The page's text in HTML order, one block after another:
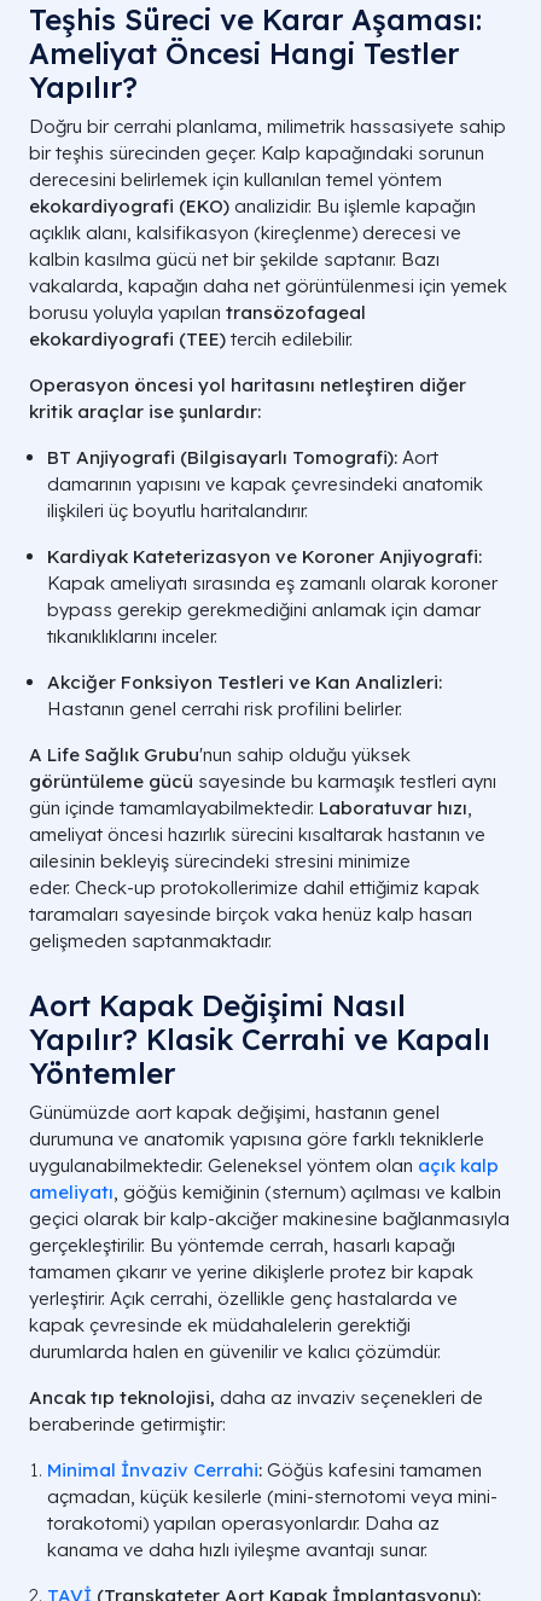
Teşhis Süreci ve Karar Aşaması:
Ameliyat Öncesi Hangi Testler
Yapılır?
Doğru bir cerrahi planlama, milimetrik hassasiyete sahip
bir teşhis sürecinden geçer. Kalp kapağındaki sorunun
derecesini belirlemek için kullanılan temel yöntem
ekokardiyografi (EKO) analizidir. Bu işlemle kapağın
açıklık alanı, kalsifikasyon (kireçlenme) derecesi ve
kalbin kasılma gücü net bir şekilde saptanır. Bazı
vakalarda, kapağın daha net görüntülenmesi için yemek
borusu yoluyla yapılan transözofageal
ekokardiyografi (TEE) tercih edilebilir.
Operasyon öncesi yol haritasını netleştiren diğer
kritik araçlar ise şunlardır:
BT Anjiyografi (Bilgisayarlı Tomografi): Aort
damarının yapısını ve kapak çevresindeki anatomik
ilişkileri üç boyutlu haritalandırır.
Kardiyak Kateterizasyon ve Koroner Anjiyografi:
Kapak ameliyatı sırasında eş zamanlı olarak koroner
bypass gerekip gerekmediğini anlamak için damar
tıkanıklıklarını inceler.
Akciğer Fonksiyon Testleri ve Kan Analizleri:
Hastanın genel cerrahi risk profilini belirler.
A Life Sağlık Grubu'nun sahip olduğu yüksek
görüntüleme gücü sayesinde bu karmaşık testleri aynı
gün içinde tamamlayabilmektedir. Laboratuvar hızı,
ameliyat öncesi hazırlık sürecini kısaltarak hastanın ve
ailesinin bekleyiş sürecindeki stresini minimize
eder. Check-up protokollerimize dahil ettiğimiz kapak
taramaları sayesinde birçok vaka henüz kalp hasarı
gelişmeden saptanmaktadır.
Aort Kapak Değişimi Nasıl
Yapılır? Klasik Cerrahi ve Kapalı
Yöntemler
Günümüzde aort kapak değişimi, hastanın genel
durumuna ve anatomik yapısına göre farklı tekniklerle
uygulanabilmektedir. Geleneksel yöntem olan açık kalp
ameliyatı, göğüs kemiğinin (sternum) açılması ve kalbin
geçici olarak bir kalp-akciğer makinesine bağlanmasıyla
gerçekleştirilir. Bu yöntemde cerrah, hasarlı kapağı
tamamen çıkarır ve yerine dikişlerle protez bir kapak
yerleştirir. Açık cerrahi, özellikle genç hastalarda ve
kapak çevresinde ek müdahalelerin gerektiği
durumlarda halen en güvenilir ve kalıcı çözümdür.
Ancak tıp teknolojisi, daha az invaziv seçenekleri de
beraberinde getirmiştir:
Minimal İnvaziv Cerrahi: Göğüs kafesini tamamen
açmadan, küçük kesilerle (mini-sternotomi veya mini-
torakotomi) yapılan operasyonlardır. Daha az
kanama ve daha hızlı iyileşme avantajı sunar.
TAVİ (Transkateter Aort Kapak İmplantasyonu):